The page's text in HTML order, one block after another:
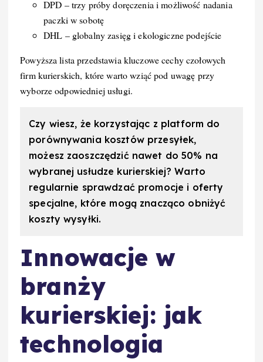
DPD – trzy próby doręczenia i możliwość nadania
paczki w sobotę
DHL – globalny zasięg i ekologiczne podejście
Powyższa lista przedstawia kluczowe cechy czołowych
firm kurierskich, które warto wziąć pod uwagę przy
wyborze odpowiedniej usługi.
Czy wiesz, że korzystając z platform do
porównywania kosztów przesyłek,
możesz zaoszczędzić nawet do 50% na
wybranej usłudze kurierskiej? Warto
regularnie sprawdzać promocje i oferty
specjalne, które mogą znacząco obniżyć
koszty wysyłki.
Innowacje w
branży
kurierskiej: jak
technologia